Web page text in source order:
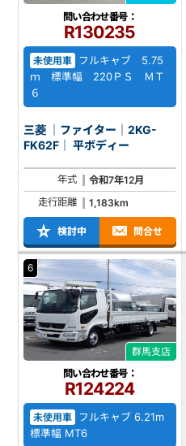
問い合わせ番号：
R130235
未使用車
フルキャブ 5.75
ｍ 標準幅 220ＰＳ ＭＴ
６
三菱 ｜ファイター｜2KG-
FK62F｜ 平ボディー
年式
令和7年12月
走行距離
1,183km
検討中 問合せ
6
群馬支店
問い合わせ番号：
R124224
未使用車
フルキャブ 6.21m
標準幅 MT6